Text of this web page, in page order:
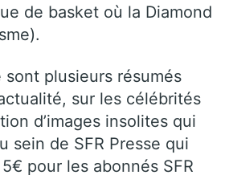
de basket où la Diamond
sont plusieurs résumés
sur les célébrités
d’images insolites qui
sein de SFR Presse qui
pour les abonnés SFR